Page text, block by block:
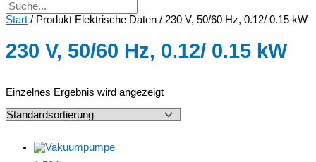
Start / Produkt Elektrische Daten / 230 V, 50/60 Hz, 0.12/ 0.15 kW
230 V, 50/60 Hz, 0.12/ 0.15 kW
Einzelnes Ergebnis wird angezeigt